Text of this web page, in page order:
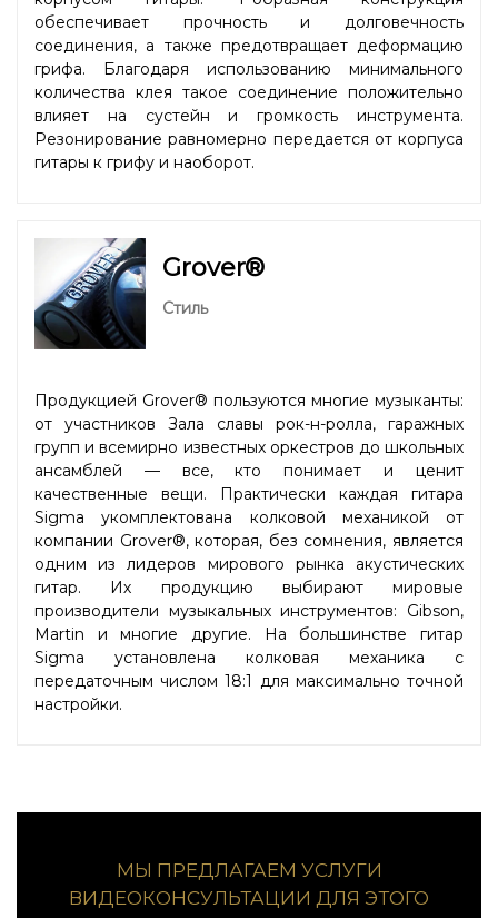
обеспечивает прочность и долговечность
соединения, а также предотвращает деформацию
грифа. Благодаря использованию минимального
количества клея такое соединение положительно
влияет на сустейн и громкость инструмента.
Резонирование равномерно передается от корпуса
гитары к грифу и наоборот.
Grover®
Стиль
Продукцией Grover® пользуются многие музыканты:
от участников Зала славы рок-н-ролла, гаражных
групп и всемирно известных оркестров до школьных
ансамблей — все, кто понимает и ценит
качественные вещи. Практически каждая гитара
Sigma укомплектована колковой механикой от
компании Grover®, которая, без сомнения, является
одним из лидеров мирового рынка акустических
гитар. Их продукцию выбирают мировые
производители музыкальных инструментов: Gibson,
Martin и многие другие. На большинстве гитар
Sigma установлена колковая механика с
передаточным числом 18:1 для максимально точной
настройки.
МЫ ПРЕДЛАГАЕМ УСЛУГИ
ВИДЕОКОНСУЛЬТАЦИИ ДЛЯ ЭТОГО